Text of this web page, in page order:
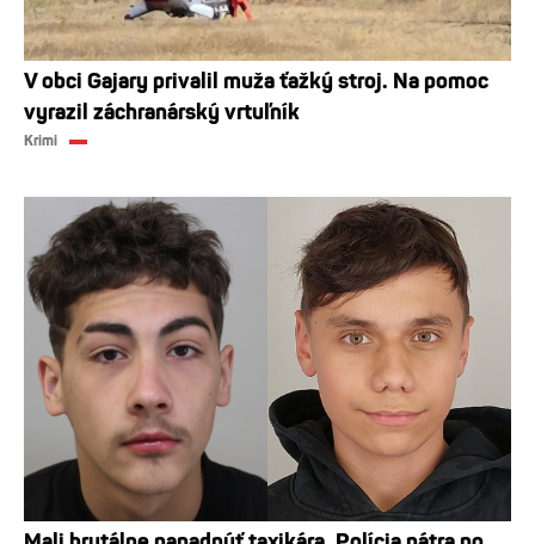
V obci Gajary privalil muža ťažký stroj. Na pomoc
vyrazil záchranárský vrtuľník
Krimi